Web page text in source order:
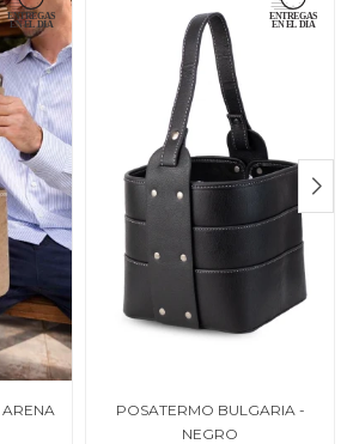
POSATERMO BULGARIA -
NEGRO